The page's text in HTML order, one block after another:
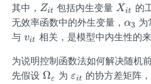
其中， Z
_
{i
Zit 包括内生变量X
{i
Xit
的
无效率函数中的外生变量， \al
ph
{3}
α3 为
与 v
{i
t}
vit 相关，是模型中内生性的来
为说明控制函数法如何解决随机
先假设 \O
Ωε 为 \v
εit 的协方差矩阵